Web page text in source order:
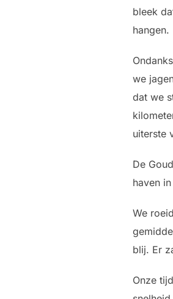
bleek
hangen.
we
dat we
uiterste
De
haven
We
blij. Er
Onze